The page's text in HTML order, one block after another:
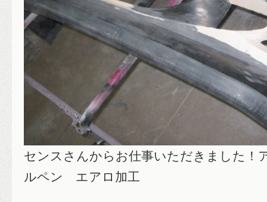
センスさんからお仕事いただきました！
ルペン エアロ加工